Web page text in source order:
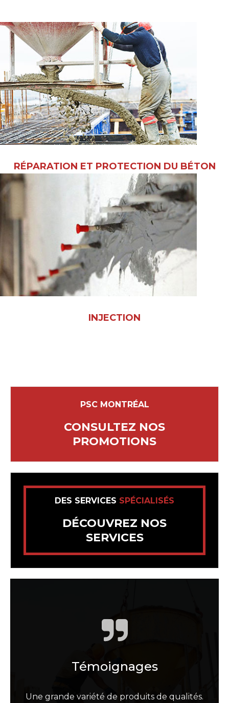
RÉPARATION ET PROTECTION DU BÉTON
INJECTION
PSC MONTRÉAL
CONSULTEZ NOS
PROMOTIONS
DES SERVICES SPÉCIALISÉS
DÉCOUVREZ NOS
SERVICES
Témoignages
Une grande variété de produits de qualités.